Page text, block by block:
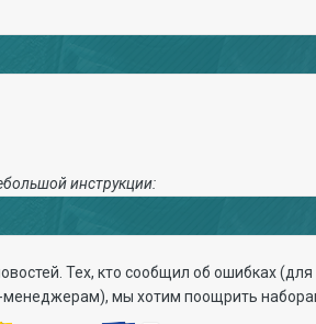
инструкции:
Тех, кто сообщил об ошибках (для
менеджерам), мы хотим поощрить